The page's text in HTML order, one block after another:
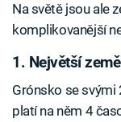
Na světě jsou ale
komplikovanější
1. Největší
Grónsko se svými
platí na něm 4